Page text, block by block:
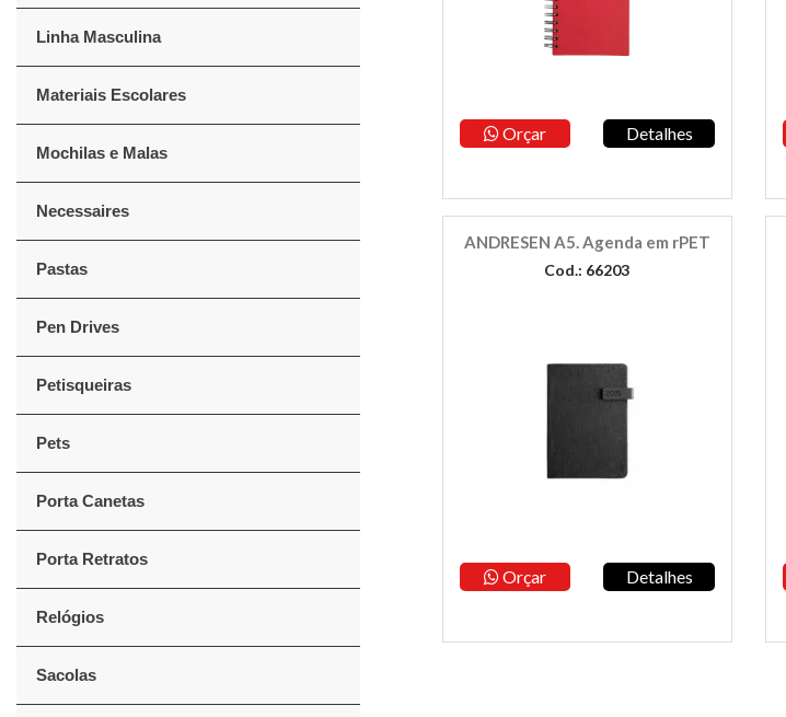
Linha Masculina
Materiais Escolares
Mochilas e Malas
Necessaires
Pastas
Pen Drives
Petisqueiras
Pets
Porta Canetas
Porta Retratos
Relógios
Sacolas
Orçar Detalhes
ANDRESEN A5. Agenda em rPET
Cod.: 66203
Orçar Detalhes